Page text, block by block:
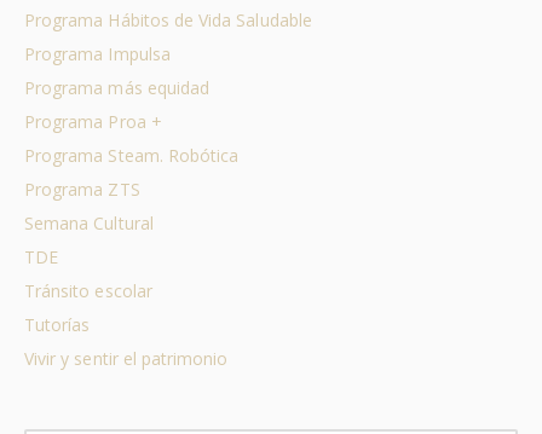
Programa Hábitos de Vida Saludable
Programa Impulsa
Programa más equidad
Programa Proa +
Programa Steam. Robótica
Programa ZTS
Semana Cultural
TDE
Tránsito escolar
Tutorías
Vivir y sentir el patrimonio